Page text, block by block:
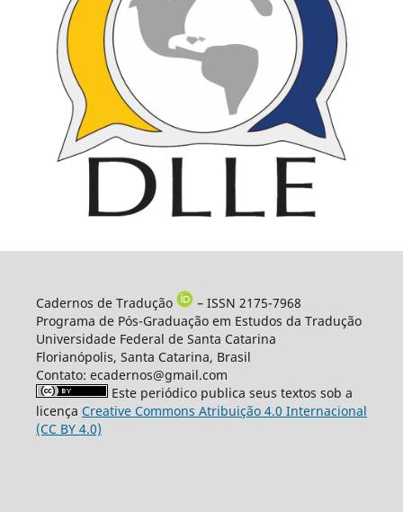
Cadernos de Tradução
– ISSN 2175-7968
Programa de Pós-Graduação em Estudos da Tradução
Universidade Federal de Santa Catarina
Florianópolis, Santa Catarina, Brasil
Contato: ecadernos@gmail.com
Este periódico publica seus textos sob a
licença Creative Commons Atribuição 4.0 Internacional
(CC BY 4.0)